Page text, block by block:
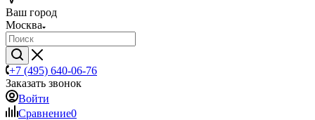
Ваш город
Москва
+7 (495) 640-06-76
Заказать звонок
Войти
Сравнение0